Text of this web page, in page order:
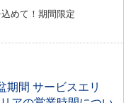
めて！期間限定
期間 サービスエリ